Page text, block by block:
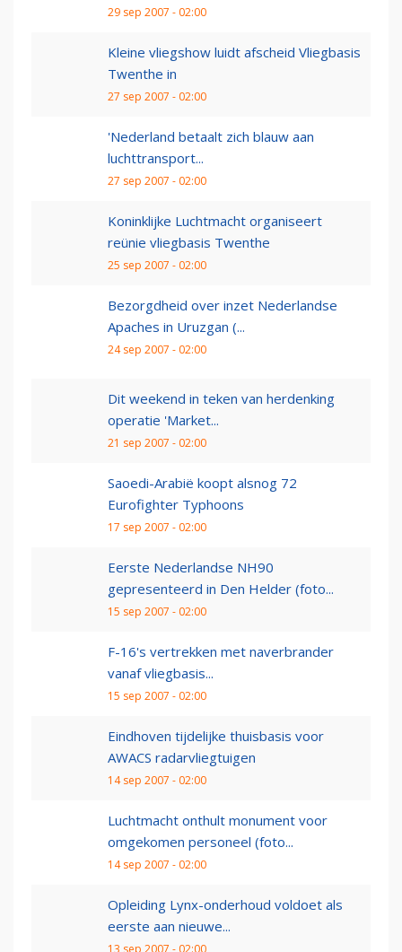
29 sep 2007 - 02:00
Kleine vliegshow luidt afscheid Vliegbasis
Twenthe in
27 sep 2007 - 02:00
'Nederland betaalt zich blauw aan
luchttransport...
27 sep 2007 - 02:00
Koninklijke Luchtmacht organiseert
reünie vliegbasis Twenthe
25 sep 2007 - 02:00
Bezorgdheid over inzet Nederlandse
Apaches in Uruzgan (...
24 sep 2007 - 02:00
Dit weekend in teken van herdenking
operatie 'Market...
21 sep 2007 - 02:00
Saoedi-Arabië koopt alsnog 72
Eurofighter Typhoons
17 sep 2007 - 02:00
Eerste Nederlandse NH90
gepresenteerd in Den Helder (foto...
15 sep 2007 - 02:00
F-16's vertrekken met naverbrander
vanaf vliegbasis...
15 sep 2007 - 02:00
Eindhoven tijdelijke thuisbasis voor
AWACS radarvliegtuigen
14 sep 2007 - 02:00
Luchtmacht onthult monument voor
omgekomen personeel (foto...
14 sep 2007 - 02:00
Opleiding Lynx-onderhoud voldoet als
eerste aan nieuwe...